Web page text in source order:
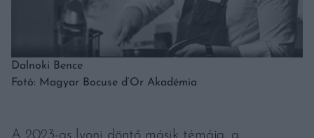
Dalnoki Bence
Fotó: Magyar Bocuse d’Or Akadémia
A 2023-as lyoni döntő másik témája, a